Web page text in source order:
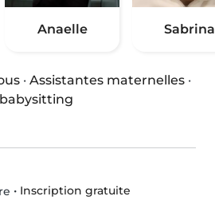
Anaelle Sabrina
· Assistantes maternelles ·
• Inscription gratuite